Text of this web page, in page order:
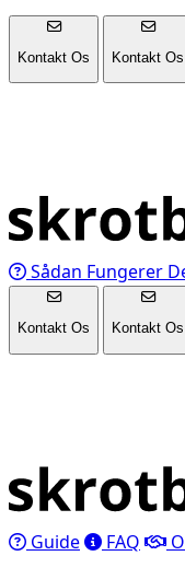
Kontakt Os Kontakt Os
Sådan Fungerer
Kontakt Os Kontakt Os
Guide FAQ